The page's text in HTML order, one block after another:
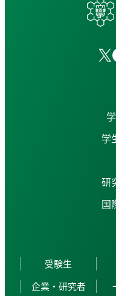
学
研
国
受験生
企業・研究者